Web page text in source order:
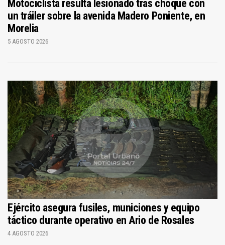
Motociclista resulta lesionado tras choque con
un tráiler sobre la avenida Madero Poniente, en
Morelia
5 AGOSTO 2026
Ejército asegura fusiles, municiones y equipo
táctico durante operativo en Ario de Rosales
4 AGOSTO 2026